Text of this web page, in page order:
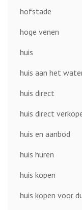
hofstade
hoge venen
huis
huis aan het
huis direct
huis direct
huis en aanbod
huis huren
huis kopen
huis kopen voor